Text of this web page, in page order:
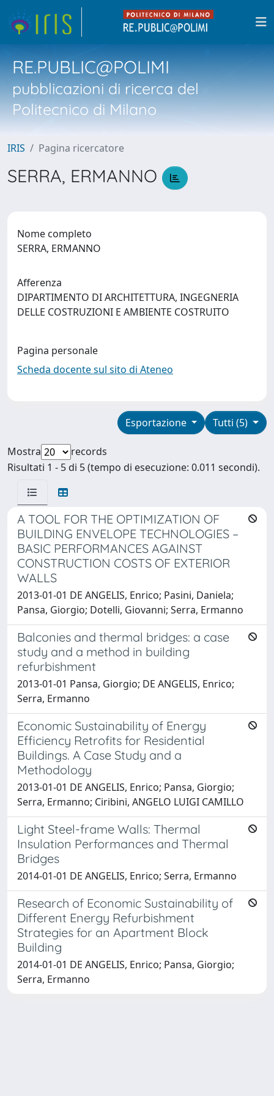
RE.PUBLIC@POLIMI
pubblicazioni di ricerca del
Politecnico di Milano
IRIS Pagina ricercatore
SERRA, ERMANNO
Nome completo
SERRA, ERMANNO
Afferenza
DIPARTIMENTO DI ARCHITETTURA, INGEGNERIA
DELLE COSTRUZIONI E AMBIENTE COSTRUITO
Pagina personale
Scheda docente sul sito di Ateneo
Tutti (5)
Esportazione
Mostra
records
Risultati 1 - 5 di 5 (tempo di esecuzione: 0.011 secondi).
A TOOL FOR THE OPTIMIZATION OF
BUILDING ENVELOPE TECHNOLOGIES –
BASIC PERFORMANCES AGAINST
CONSTRUCTION COSTS OF EXTERIOR
WALLS
2013-01-01 DE ANGELIS, Enrico; Pasini, Daniela;
Pansa, Giorgio; Dotelli, Giovanni; Serra, Ermanno
Balconies and thermal bridges: a case
study and a method in building
refurbishment
2013-01-01 Pansa, Giorgio; DE ANGELIS, Enrico;
Serra, Ermanno
Economic Sustainability of Energy
Efficiency Retrofits for Residential
Buildings. A Case Study and a
Methodology
2013-01-01 DE ANGELIS, Enrico; Pansa, Giorgio;
Serra, Ermanno; Ciribini, ANGELO LUIGI CAMILLO
Light Steel-frame Walls: Thermal
Insulation Performances and Thermal
Bridges
2014-01-01 DE ANGELIS, Enrico; Serra, Ermanno
Research of Economic Sustainability of
Different Energy Refurbishment
Strategies for an Apartment Block
Building
2014-01-01 DE ANGELIS, Enrico; Pansa, Giorgio;
Serra, Ermanno